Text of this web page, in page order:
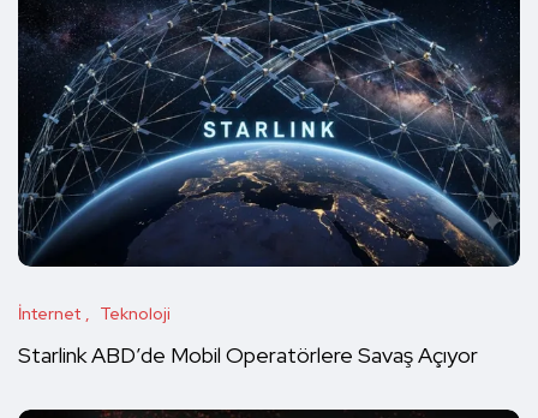
İnternet Teknoloji
Starlink ABD’de Mobil Operatörlere Savaş Açıyor